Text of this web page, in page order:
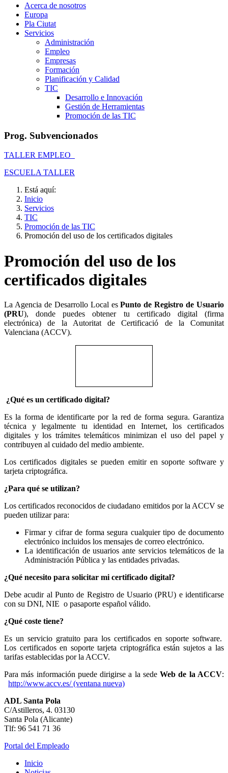
Acerca de nosotros
Europa
Pla Ciutat
Servicios
Administración
Empleo
Empresas
Formación
Planificación y Calidad
TIC
Desarrollo e Innovación
Gestión de Herramientas
Promoción de las TIC
Prog. Subvencionados
TALLER EMPLEO
ESCUELA TALLER
Está aquí:
Inicio
Servicios
TIC
Promoción de las TIC
Promoción del uso de los certificados digitales
Promoción del uso de los
certificados digitales
La Agencia de Desarrollo Local esPunto de Registro de Usuario
(PRU), donde puedes obtener tu certificado digital (firma
electrónica) de la Autoritat de Certificació de la Comunitat
Valenciana (ACCV).
¿Qué es un certificado digital?
Es la forma de identificarte por la red de forma segura. Garantiza
técnica y legalmente tu identidad en Internet, los certificados
digitales y los trámites telemáticos minimizan el uso del papel y
contribuyen al cuidado del medio ambiente.
Los certificados digitales se pueden emitir en soporte software y
tarjeta criptográfica.
¿Para qué se utilizan?
Los certificados reconocidos de ciudadano emitidos por la ACCV se
pueden utilizar para:
Firmar y cifrar de forma segura cualquier tipo de documento
electrónico incluidos los mensajes de correo electrónico.
La identificación de usuarios ante servicios telemáticos de la
Administración Pública y las entidades privadas.
¿Qué necesito para solicitar mi certificado digital?
Debe acudir al Punto de Registro de Usuario (PRU) e identificarse
con su DNI, NIE o pasaporte español válido.
¿Qué coste tiene?
Es un servicio gratuito para los certificados en soporte software.
Los certificados en soporte tarjeta criptográfica están sujetos a las
tarifas establecidas por la ACCV.
Para más información puede dirigirse a la sedeWeb de la ACCV:
http://www.accv.es/ (ventana nueva)
ADL Santa Pola
C/Astilleros, 4. 03130
Santa Pola (Alicante)
Tlf: 96 541 71 36
Portal del Empleado
Inicio